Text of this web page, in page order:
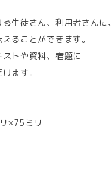
生徒さん、利用者さんに、
ることができます。
トや資料、宿題に
ます。
×75ミリ